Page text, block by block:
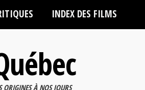
INDEX DES FILMS
ORIGINES À NOS JOURS